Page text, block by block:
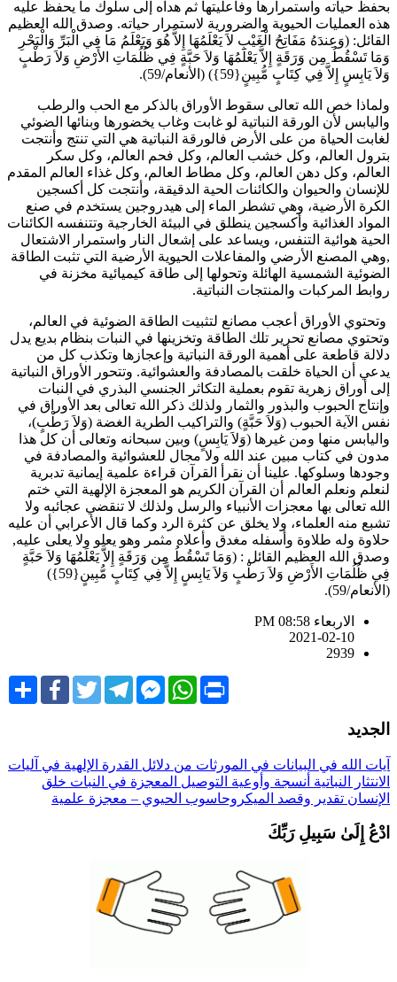
حياته واستمرارها وفاعليتها ثم هداه إلى سلوك ما يحفظ عليه
العمليات الحيوية والضرورية لاستمرار حياته. وصدق الله العظيم
(وَعِندَهُ مَفَاتِحُ الْغَيْبِ لاَ يَعْلَمُهَا إِلاَّ هُوَ وَيَعْلَمُ مَا فِي الْبَرِّ وَالْبَحْرِ
تَسْقُطُ مِن وَرَقَةٍ إِلاَّ يَعْلَمُهَا وَلاَ حَبَّةٍ فِي ظُلُمَاتِ الأَرْضِ وَلاَ رَطْبٍ
يَابِسٍ إِلاَّ فِي كِتَابٍ مُّبِينٍ{59}) (الأنعام/59).
خص الله تعالى سقوط الأوراق بالذكر مع الحب والرطب
لأن الورقة النباتية لو غابت وغاب يخضورها وبنائها الضوئي
الحياة من على الأرض فالورقة النباتية هي التي تنتج وأنتجت
العالم، وكل خشب العالم، وكل فحم العالم، وكل سكر
وكل دهن العالم، وكل مطاط العالم، وكل غذاء العالم المقدم
والحيوان والكائنات الحية الدقيقة، وأنتجت كل أكسجين
الأرضية، وهي تشطر الماء إلى هيدروجين يستخدم في صنع
الغذائية وأكسجين ينطلق في البيئة الخارجية وتتنفسه الكائنات
هوائية التنفس، ويساعد على إشعال النار واستمرار الاشتعال
المصنع الأرضي والمفاعلات الحيوية الأرضية التي تثبت الطاقة
الشمسية الهائلة وتحولها إلى طاقة كيميائية مخزنة في
المركبات والمنتجات النباتية.
الأوراق أعجب مصانع لتثبيت الطاقة الضوئية في العالم،
مصانع تحرير تلك الطاقة وتخزينها في النبات بنظام بديع يدل
قاطعة على أهمية الورقة النباتية وإعجازها وتكذب كل من
أن الحياة خلقت بالمصادفة والعشوائية. وتتحور الأوراق النباتية
أوراق زهرية تقوم بعملية التكاثر الجنسي البذري في النبات
الحبوب والبذور والثمار ولذلك ذكر الله تعالى بعد الأوراق في
الآية الحبوب (وَلاَ حَبَّةٍ) والتراكيب الطرية الغضة (وَلاَ رَطْبٍ)،
منها ومن غيرها (وَلاَ يَابِسٍ) وبين سبحانه وتعالى أن كل هذا
في كتاب مبين عند الله ولا مجال للعشوائية والمصادفة في
وسلوكها. علينا أن نقرأ القرآن قراءة علمية إيمانية تدبرية
ونعلم العالم أن القرآن الكريم هو المعجزة الإلهية التي ختم
تعالى بها معجزات الأنبياء والرسل ولذلك لا تنقضي عجائبه ولا
منه العلماء، ولا يخلق عن كثرة الرد وكما قال الأعرابي أن عليه
وله طلاوة وأسفله مغدق وأعلاه مثمر وهو يعلو ولا يعلى عليه,
الله العظيم القائل : (وَمَا تَسْقُطُ مِن وَرَقَةٍ إِلاَّ يَعْلَمُهَا وَلاَ حَبَّةٍ
فِي ظُلُمَاتِ الأَرْضِ وَلاَ رَطْبٍ وَلاَ يَابِسٍ إِلاَّ فِي كِتَابٍ مُّبِينٍ{59})
59).
الاربعاء PM 08:58
2021-02-10
2939
ShareFacebookTwitterTelegramFacebook
Messenger
WhatsApp Print
الله في البيانات في المورثاتمن دلائل القدرة الإلهية في آليات
النباتيةأنسجة وأوعية التوصيل المعجزة في النباتخلق
تقدير وقصدالميكروحاسوب الحيوي – معجزة علمية
إِلَىٰ سَبِيلِ رَبِّكَ